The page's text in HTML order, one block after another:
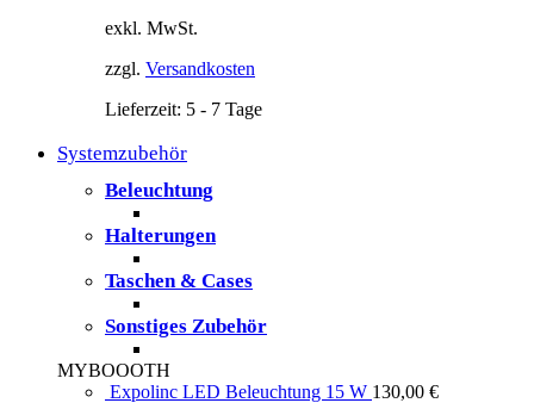
exkl. MwSt.
zzgl. Versandkosten
Lieferzeit: 5 - 7 Tage
Systemzubehör
Beleuchtung
Halterungen
Taschen & Cases
Sonstiges Zubehör
MYBOOOTH
Expolinc LED Beleuchtung 15 W 130,00 €